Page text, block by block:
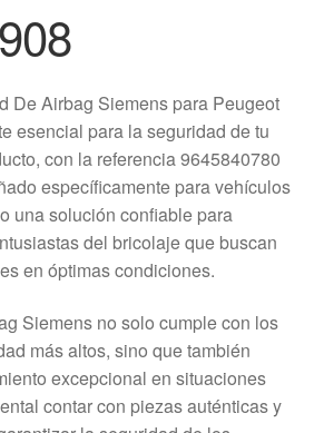
De Airbag Siemens para Peugeot
esencial para la seguridad de tu
con la referencia 9645840780
específicamente para vehículos
una solución confiable para
del bricolaje que buscan
en óptimas condiciones.
Siemens no solo cumple con los
más altos, sino que también
excepcional en situaciones
contar con piezas auténticas y